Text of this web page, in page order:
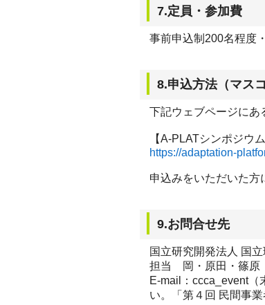
7.定員・参加費
事前申込制200名程度
8.申込方法（マス
下記ウェブページにあ
【A-PLATシンポジウ
https://adaptation-
申込みをいただいた方
9.お問合せ先
国立研究開発法人 国
担当 岡・原田・篠原
E-mail：ccca_event（
い。「第４回 民間事